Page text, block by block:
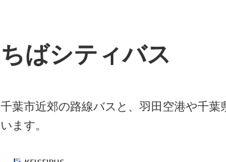
ちばシティバス
千葉市近郊の路線バスと、羽田空港や千
います。